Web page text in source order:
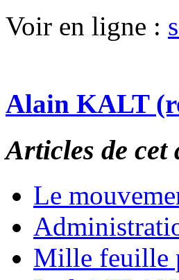
Voir en ligne :
Alain KALT
Articles de cet
Le
Mille feuille